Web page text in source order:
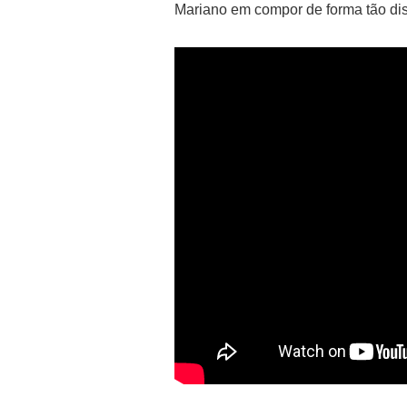
Mariano em compor de forma tão